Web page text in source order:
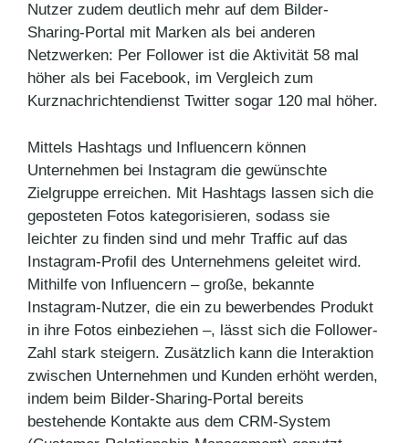
Nutzer zudem deutlich mehr auf dem Bilder-
Sharing-Portal mit Marken als bei anderen
Netzwerken: Per Follower ist die Aktivität 58 mal
höher als bei Facebook, im Vergleich zum
Kurznachrichtendienst Twitter sogar 120 mal höher.
Mittels Hashtags und Influencern können
Unternehmen bei Instagram die gewünschte
Zielgruppe erreichen. Mit Hashtags lassen sich die
geposteten Fotos kategorisieren, sodass sie
leichter zu finden sind und mehr Traffic auf das
Instagram-Profil des Unternehmens geleitet wird.
Mithilfe von Influencern – große, bekannte
Instagram-Nutzer, die ein zu bewerbendes Produkt
in ihre Fotos einbeziehen –, lässt sich die Follower-
Zahl stark steigern. Zusätzlich kann die Interaktion
zwischen Unternehmen und Kunden erhöht werden,
indem beim Bilder-Sharing-Portal bereits
bestehende Kontakte aus dem CRM-System